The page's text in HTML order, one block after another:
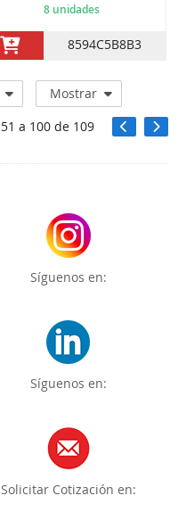
8 unidades
8594C5B8B3
Mostrar
51 a 100de 109
Síguenos en:
Síguenos en:
Solicitar Cotización en: